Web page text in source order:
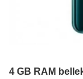
4 GB RAM